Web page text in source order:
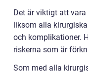
Det är viktigt att
liksom alla
och komplikationer.
riskerna som är
Som med alla